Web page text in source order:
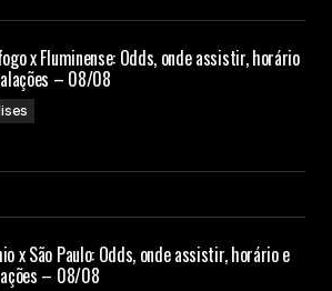
x Fluminense: Odds, onde assistir, horário
– 08/08
x São Paulo: Odds, onde assistir, horário e
– 08/08